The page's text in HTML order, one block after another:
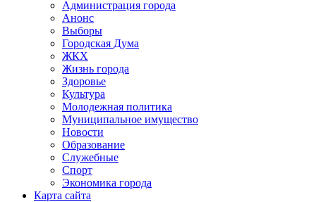
Администрация города
Анонс
Выборы
Городская Дума
ЖКХ
Жизнь города
Здоровье
Культура
Молодежная политика
Муниципальное имущество
Новости
Образование
Служебные
Спорт
Экономика города
Карта сайта